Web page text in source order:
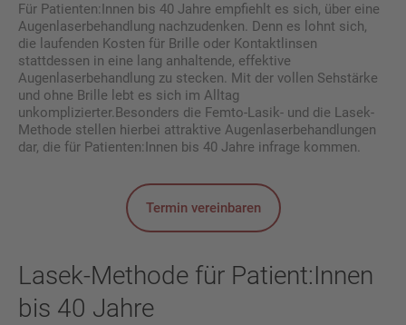
Für Patienten:Innen bis 40 Jahre empfiehlt es sich, über eine
Augenlaserbehandlung nachzudenken. Denn es lohnt sich,
die laufenden Kosten für Brille oder Kontaktlinsen
stattdessen in eine lang anhaltende, effektive
Augenlaserbehandlung zu stecken. Mit der vollen Sehstärke
und ohne Brille lebt es sich im Alltag
unkomplizierter.Besonders die Femto-Lasik- und die Lasek-
Methode stellen hierbei attraktive Augenlaserbehandlungen
dar, die für Patienten:Innen bis 40 Jahre infrage kommen.
Termin vereinbaren
Lasek-Methode für Patient:Innen
bis 40 Jahre